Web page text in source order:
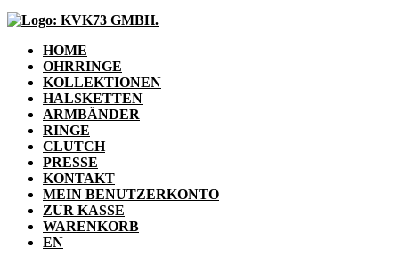
HOME
OHRRINGE
KOLLEKTIONEN
HALSKETTEN
ARMBÄNDER
RINGE
CLUTCH
PRESSE
KONTAKT
MEIN BENUTZERKONTO
ZUR KASSE
WARENKORB
EN